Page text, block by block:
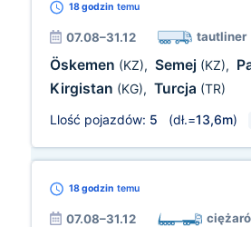
18 godzin temu
07.08–31.12 tautliner
Öskemen (KZ), Semej (KZ),
Kirgistan (KG), Turcja (TR)
Llość pojazdów: 5 (dł.=13,6m)
18 godzin temu
07.08–31.12